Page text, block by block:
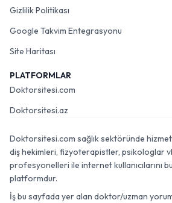
Gizlilik Politikası
Google Takvim Entegrasyonu
Site Haritası
PLATFORMLAR
Doktorsitesi.com
Doktorsitesi.az
Doktorsitesi.com sağlık sektöründe
diş hekimleri, fizyoterapistler, psikologlar
profesyonelleri ile internet kullanıcılarını
platformdur.
İş bu sayfada yer alan doktor/uzman